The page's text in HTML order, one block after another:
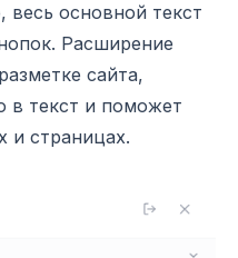
основной текст
Расширение
сайта,
текст и поможет
и страницах.